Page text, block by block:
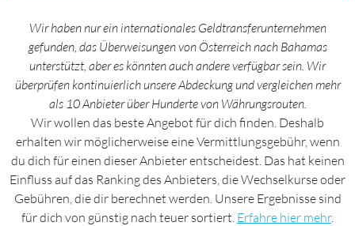
Wir haben nur ein internationales Geldtransferunternehmen
gefunden, das Überweisungen von Österreich nach Bahamas
unterstützt, aber es könnten auch andere verfügbar sein. Wir
überprüfen kontinuierlich unsere Abdeckung und vergleichen mehr
als 10 Anbieter über Hunderte von Währungsrouten.
Wir wollen das beste Angebot für dich finden. Deshalb
erhalten wir möglicherweise eine Vermittlungsgebühr, wenn
du dich für einen dieser Anbieter entscheidest. Das hat keinen
Einfluss auf das Ranking des Anbieters, die Wechselkurse oder
Gebühren, die dir berechnet werden. Unsere Ergebnisse sind
für dich von günstig nach teuer sortiert. Erfahre hier mehr.